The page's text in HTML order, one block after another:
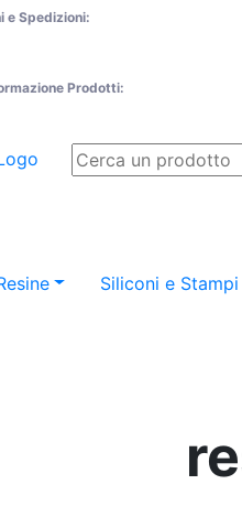
e Spedizioni:
Prodotti:
Siliconi e Stampi